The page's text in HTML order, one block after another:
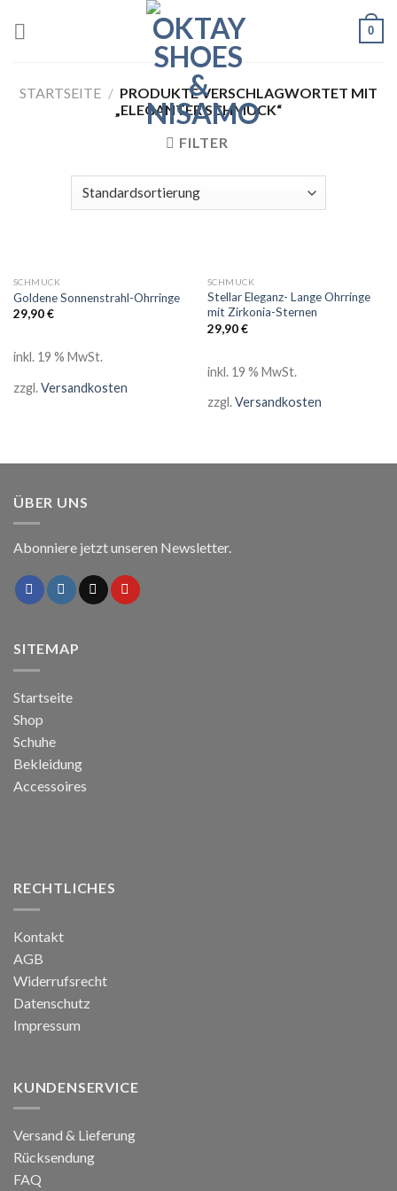
0
STARTSEITE / PRODUKTE VERSCHLAGWORTET MIT
„ELEGANTER SCHMUCK“
FILTER
SCHMUCK
Goldene Sonnenstrahl-Ohrringe
29,90€
inkl. 19 % MwSt.
zzgl.Versandkosten
SCHMUCK
Stellar Eleganz- Lange Ohrringe
mit Zirkonia-Sternen
29,90€
inkl. 19 % MwSt.
zzgl.Versandkosten
ÜBER UNS
Abonniere jetzt unseren Newsletter.
SITEMAP
Startseite
Shop
Schuhe
Bekleidung
Accessoires
RECHTLICHES
Kontakt
AGB
Widerrufsrecht
Datenschutz
Impressum
KUNDENSERVICE
Versand & Lieferung
Rücksendung
FAQ